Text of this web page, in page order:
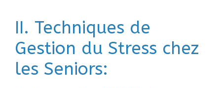
II. Techniques de
Gestion du Stress chez
les Seniors: